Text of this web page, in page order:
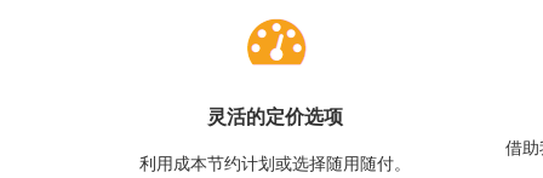
灵活的定价选项
利用成本节约计划或选择随用随付。
借助